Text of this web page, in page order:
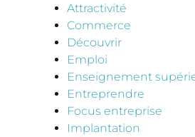
Attractivité
Commerce
Découvrir
Emploi
Enseignement
Entreprendre
Focus entreprise
Implantation